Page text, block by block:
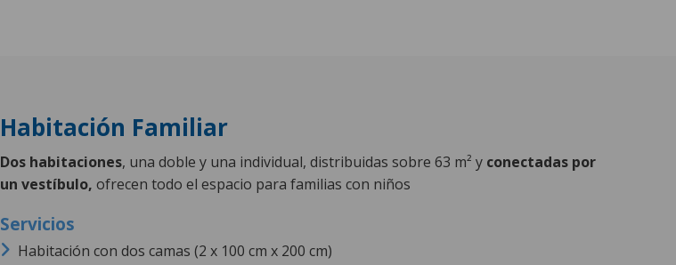
Habitación Familiar
Dos habitaciones, una doble y una individual, distribuidas sobre 63 m² y conectadas por
un vestíbulo,ofrecen todo el espacio para familias con niños
Habitación con dos camas (2 x 100 cm x 200 cm)